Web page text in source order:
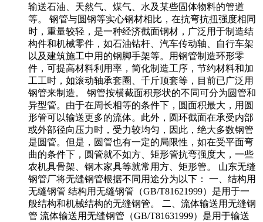
输送石油、天然气、煤气、水及某些固体物料的管道
等。 钢管与圆钢等实心钢材相比，在抗弯抗扭强度相同
时，重量较轻，是一种经济截面钢材，广泛用于制造结
构件和机械零件，如石油钻杆、汽车传动轴、自行车架
以及建筑施工中用的钢脚手架等。用钢管制造环形零
件，可提高材料利用率，简化制造工序，节约材料和加
工工时，如滚动轴承套圈、千斤顶套等，目前已广泛用
钢管来制造。 钢管按横截面积形状的不同可分为圆管和
异型管。由于在周长相等的条件下，圆面积最大，用圆
形管可以输送更多的流体。此外，圆环截面在承受内部
或外部径向压力时，受力较均匀，因此，绝大多数钢管
是圆管。但是，圆管也有一定的局限性，如在受平面弯
曲的条件下，圆管就不如方、矩形管抗弯强度大，一些
农机具骨架、钢木家具等就常用方、矩形管。 山东无缝
钢管厂将无缝钢管根据不同用途分为以下： 一、结构用
无缝钢管 结构用无缝钢管（GB/T81621999）是用于一
般结构和机械结构的无缝钢管。 二、流体输送用无缝钢
管 流体输送用无缝钢管（GB/T81631999）是用于输送